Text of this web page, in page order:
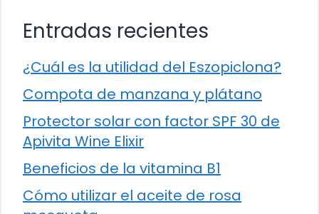
Entradas recientes
¿Cuál es la utilidad del Eszopiclona?
Compota de manzana y plátano
Protector solar con factor SPF 30 de
Apivita Wine Elixir
Beneficios de la vitamina B1
Cómo utilizar el aceite de rosa